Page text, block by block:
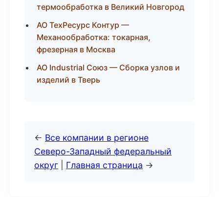
термообработка в Великий Новгород
АО ТехРесурс Контур —
Механообработка: токарная,
фрезерная в Москва
АО Industrial Союз — Сборка узлов и
изделий в Тверь
← Все компании в регионе
Северо-Западный федеральный
округ
Главная страница →